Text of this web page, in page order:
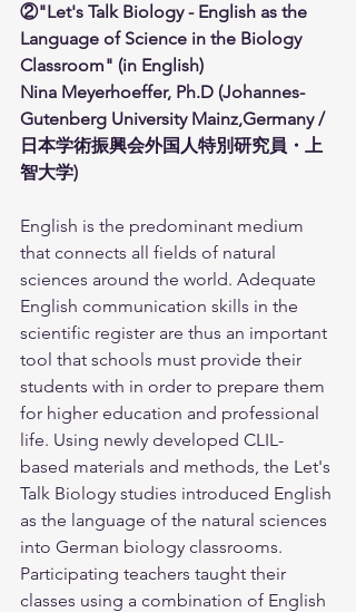
②"Let's Talk Biology - English as the
Language of Science in the Biology
Classroom" (in English)
Nina Meyerhoeffer, Ph.D (Johannes-
Gutenberg University Mainz,Germany /
日本学術振興会外国人特別研究員・上
智大学)
English is the predominant medium
that connects all fields of natural
sciences around the world. Adequate
English communication skills in the
scientific register are thus an important
tool that schools must provide their
students with in order to prepare them
for higher education and professional
life. Using newly developed CLIL-
based materials and methods, the Let's
Talk Biology studies introduced English
as the language of the natural sciences
into German biology classrooms.
Participating teachers taught their
classes using a combination of English